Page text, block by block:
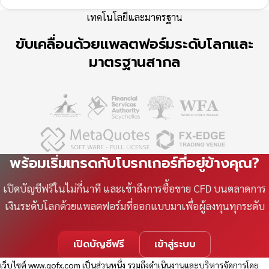
เทคโนโลยีและมาตรฐาน
ขับเคลื่อนด้วยแพลตฟอร์มระดับโลกและ
มาตรฐานสากล
พร้อมเริ่มเทรดกับโบรกเกอร์ที่อยู่ข้างคุณ?
เปิดบัญชีฟรีในไม่กี่นาที และเข้าถึงการซื้อขาย CFD บนตลาดการ
เงินระดับโลกด้วยแพลตฟอร์มที่ออกแบบมาเพื่อผู้ลงทุนทุกระดับ
เปิดบัญชีฟรี เข้าสู่ระบบ
เว็บไซต์www.gofx.com เป็นส่วนหนึ่ง รวมถึงดำเนินงานและบริหารจัดการโดย